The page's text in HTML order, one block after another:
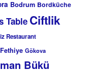
Bodrum Bordküche
Table Ciftlik
Restaurant
Fethiye Gökova
Bükü